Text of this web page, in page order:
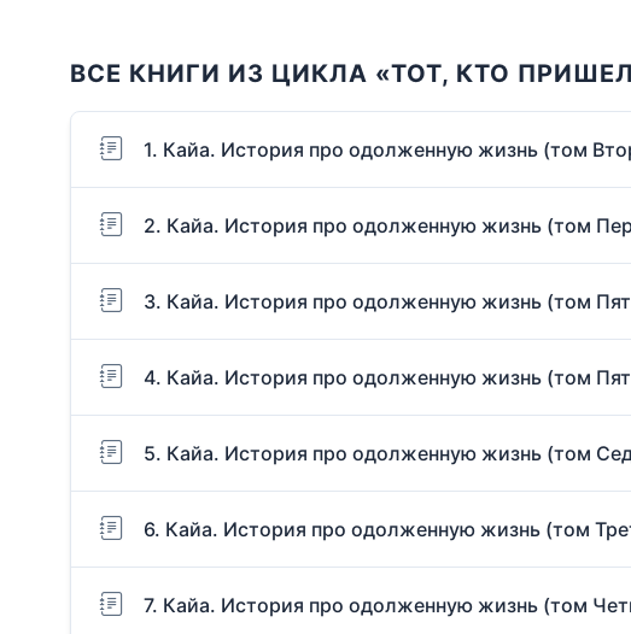
ВСЕ КНИГИ ИЗ ЦИКЛА «ТОТ, КТО
1. Кайа. История про одолженную жизнь (том
2. Кайа. История про одолженную жизнь (том
3. Кайа. История про одолженную жизнь (том
4. Кайа. История про одолженную жизнь (том
5. Кайа. История про одолженную жизнь (том
6. Кайа. История про одолженную жизнь (том
7. Кайа. История про одолженную жизнь (том